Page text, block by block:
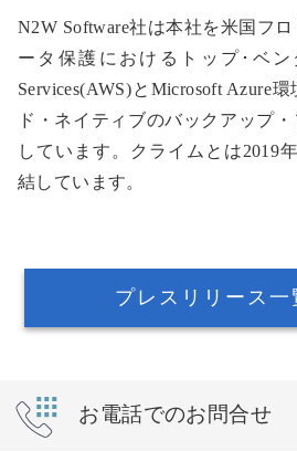
N2W Software社は本社を米国フ
ータ保護におけるトップ･ベン
Services(AWS)とMicrosoft Azure
ド・ネイティブのバックアップ
しています。クライムとは2019
結しています。
プレスリリース一
お電話でのお問合せ